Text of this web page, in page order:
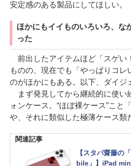
安定感のある製品にしてほしい。
ほかにもイイものいろいろ、な
った
前出したアイテムほど「スゲい
ものの、現在でも「やっぱりコレ
のがほかにもある。以下、ダイジ
まず発見してから継続的に使い
ォンケース。“ほぼ裸ケース”こと
や、それに類似した極薄ケース類
関連記事
【スタパ齋藤の
bile」】iPad